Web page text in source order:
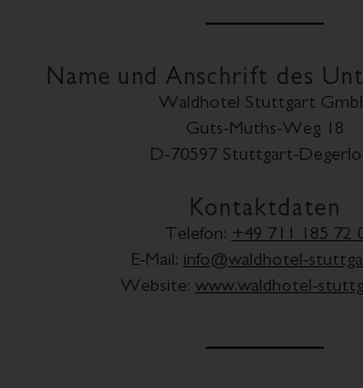
Name und Anschrift des
Waldhotel Stuttgart
Guts-Muths-Weg 18
D-70597 Stuttgart-
Kontaktdaten
Telefon: +49 711 185 72
E-Mail: info@waldhotel-
Website: www.waldhotel-